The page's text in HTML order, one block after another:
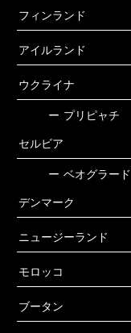
フィンランド
アイルランド
ウクライナ
ー プリピャチ
セルビア
ー ベオグラード
デンマーク
ニュージーランド
モロッコ
ブータン